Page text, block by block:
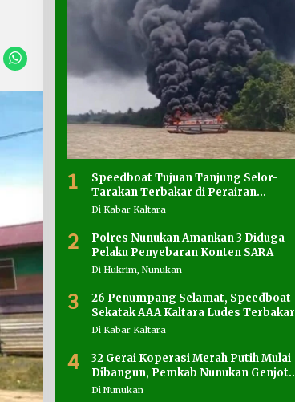
1
Speedboat Tujuan Tanjung Selor-
Tarakan Terbakar di Perairan
Salimbatu
Di Kabar Kaltara
2
Polres Nunukan Amankan 3 Diduga
Pelaku Penyebaran Konten SARA
Di Hukrim, Nunukan
3
26 Penumpang Selamat, Speedboat
Sekatak AAA Kaltara Ludes Terbakar
Di Kabar Kaltara
4
32 Gerai Koperasi Merah Putih Mulai
Dibangun, Pemkab Nunukan Genjot
Penyediaan Lahan
Di Nunukan